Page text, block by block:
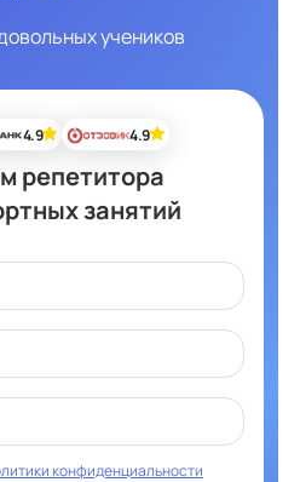
учеников
4.9 4.9
репетитора
занятий
конфиденциальности